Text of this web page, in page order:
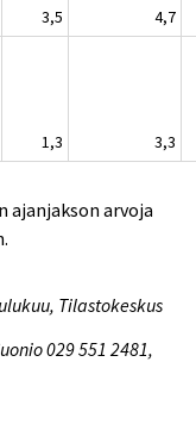
3,5 4,7
1,3 3,3
ajanjakson arvoja
Tilastokeskus
029 551 2481,